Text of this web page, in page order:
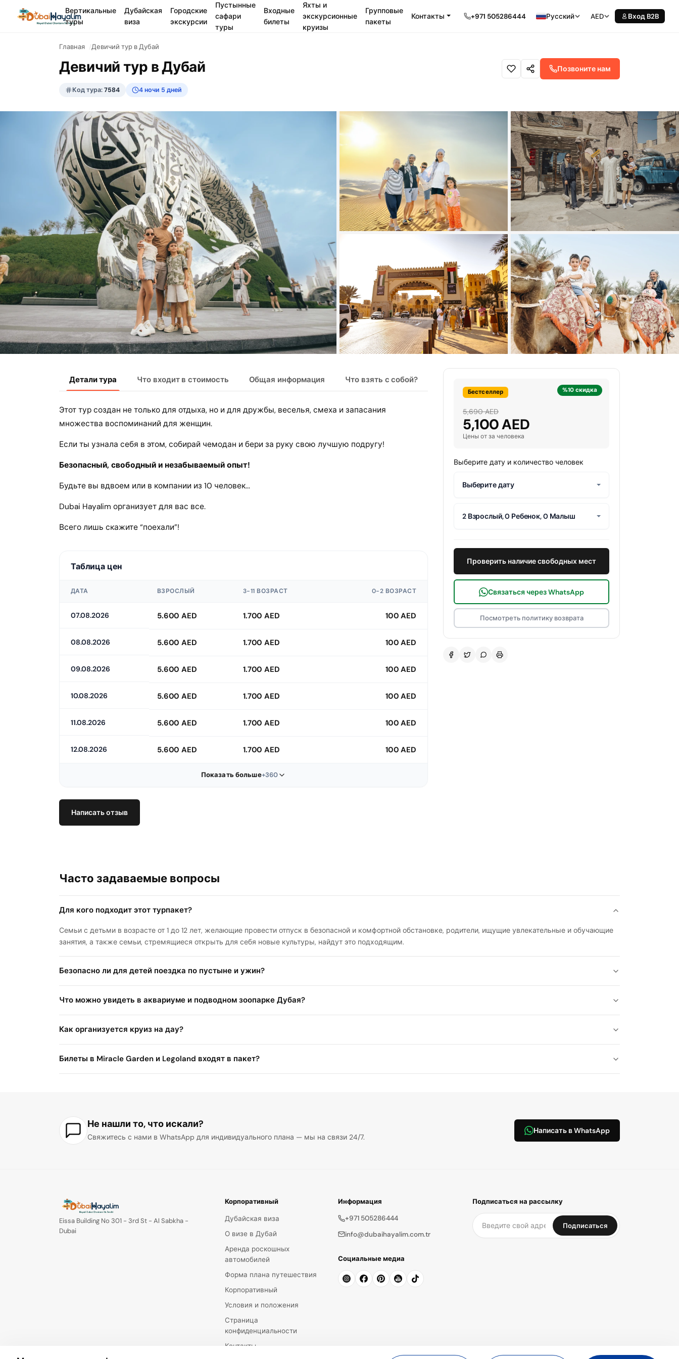
Вертикальные
туры
Дубайская
виза
Городские
экскурсии
Пустынные
сафари
туры
Входные
билеты
Яхты и
экскурсионные
круизы
Групповые
пакеты
Контакты +971 505286444 Русский AED Вход B2B
Главная Девичий тур в Дубай
Девичий тур в Дубай
Код тура:7584 4 ночи 5 дней
Позвоните нам
Детали тура Что входит в стоимость Общая информация Что взять с собой?
Этот тур создан не только для отдыха, но и для дружбы, веселья, смеха и запасания
множества воспоминаний для женщин.
Если ты узнала себя в этом, собирай чемодан и бери за руку свою лучшую подругу!
Безопасный, свободный и незабываемый опыт!
Будьте вы вдвоем или в компании из 10 человек...
Dubai Hayalim организует для вас все.
Всего лишь скажите “поехали”!
Таблица цен
ДАТА ВЗРОСЛЫЙ 3-11 ВОЗРАСТ 0-2 ВОЗРАСТ
07.08.2026 5.600 AED 1.700 AED 100 AED
08.08.2026 5.600 AED 1.700 AED 100 AED
09.08.2026 5.600 AED 1.700 AED 100 AED
10.08.2026 5.600 AED 1.700 AED 100 AED
11.08.2026 5.600 AED 1.700 AED 100 AED
12.08.2026 5.600 AED 1.700 AED 100 AED
Показать больше+360
Написать отзыв
%10 скидка
Бестселлер
5,690 AED
5,100 AED
Цены от за человека
Выберите дату и количество человек
Выберите дату
2 Взрослый, 0 Ребенок, 0 Малыш
Проверить наличие свободных мест
Связаться через WhatsApp
Посмотреть политику возврата
Часто задаваемые вопросы
Для кого подходит этот турпакет?
Семьи с детьми в возрасте от 1 до 12 лет, желающие провести отпуск в безопасной и комфортной обстановке, родители, ищущие увлекательные и обучающие
занятия, а также семьи, стремящиеся открыть для себя новые культуры, найдут это подходящим.
Безопасно ли для детей поездка по пустыне и ужин?
Что можно увидеть в аквариуме и подводном зоопарке Дубая?
Как организуется круиз на дау?
Билеты в Miracle Garden и Legoland входят в пакет?
Не нашли то, что искали?
Свяжитесь с нами в WhatsApp для индивидуального плана — мы на связи 24/7.
Написать в WhatsApp
Eissa Building No 301 - 3rd St - Al Sabkha -
Dubai
Корпоративный
Дубайская виза
О визе в Дубай
Аренда роскошных
автомобилей
Форма плана путешествия
Корпоративный
Условия и положения
Страница
конфиденциальности
Контакты
Информация
+971 505286444
info@dubaihayalim.com.tr
Социальные медиа
Подписаться на рассылку
Подписаться